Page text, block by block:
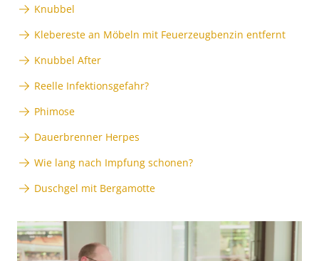
Knubbel
Klebereste an Möbeln mit Feuerzeugbenzin entfernt
Knubbel After
Reelle Infektionsgefahr?
Phimose
Dauerbrenner Herpes
Wie lang nach Impfung schonen?
Duschgel mit Bergamotte